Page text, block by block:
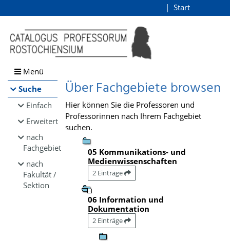
Browsen
direkt zum Inhalt
Start
Menü
Suche
Einfach
Erweitert
nach
Fachgebiet
nach
Fakultät /
Sektion
Über Fachgebiete browsen
Hier können Sie die Professoren und
Professorinnen nach Ihrem Fachgebiet
suchen.
05 Kommunikations- und
Medienwissenschaften
2 Einträge
06 Information und
Dokumentation
2 Einträge